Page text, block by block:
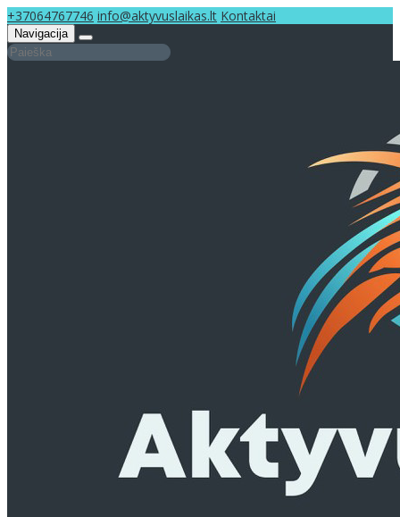
+37064767746 info@aktyvuslaikas.lt Kontaktai
Navigacija